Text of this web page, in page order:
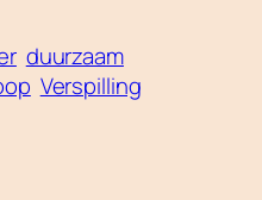
duurzaam
Verspilling